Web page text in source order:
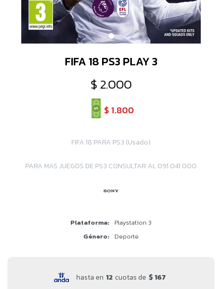
FIFA 18 PS3 PLAY 3
$ 2.000
$1.800
FIFA 18 PARA PS3 (Usado)
PARA MAS JUEGOS DE PS3 CONSULTAR AL 091 041 000
Plataforma
Playstation 3
Género
Deporte
hasta en 12 cuotas de $ 167